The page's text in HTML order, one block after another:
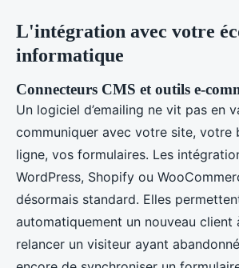
L'intégration avec votre
informatique
Connecteurs CMS et outils e-
Un logiciel d’emailing ne vit pas en
communiquer avec votre site, votre
ligne, vos formulaires. Les
WordPress, Shopify ou
désormais standard. Elles
automatiquement un nouveau client
relancer un visiteur ayant